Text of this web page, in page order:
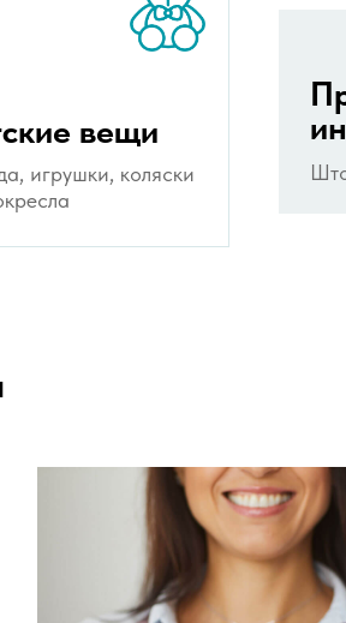
вещи
игрушки, коляски